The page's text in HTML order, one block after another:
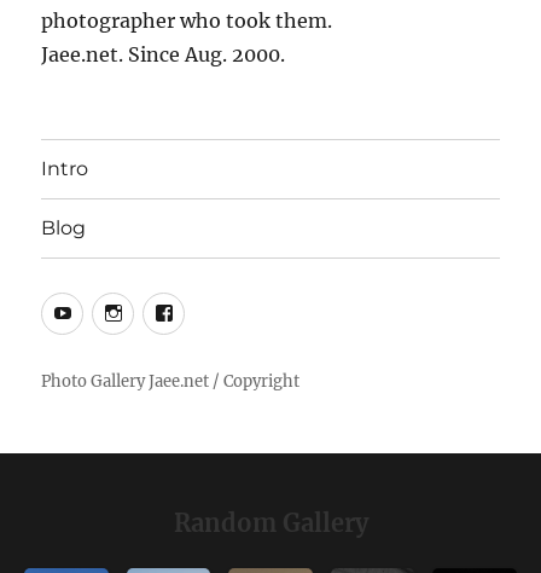
photographer who took them.
Jaee.net. Since Aug. 2000.
Intro
Blog
YouTubeInstagramFacebook
Random Gallery